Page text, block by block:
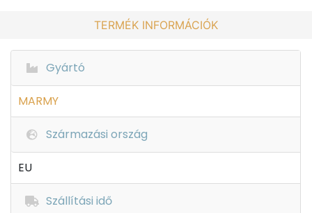
TERMÉK INFORMÁCIÓK
Gyártó
MARMY
Származási ország
EU
Szállítási idő